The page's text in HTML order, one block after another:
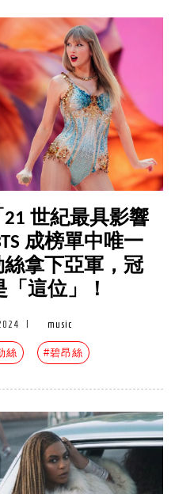
21 世紀最具影響
成榜單中唯一
絲拿下亞軍，冠
這位」！
music
絲 #碧昂絲